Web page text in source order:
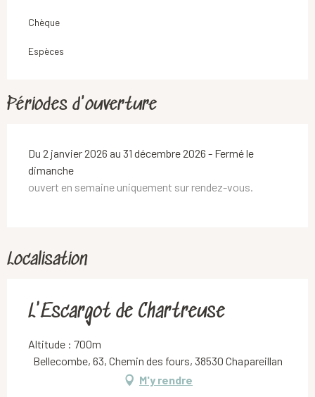
Chèque
Espèces
Périodes d'ouverture
Du 2 janvier 2026 au 31 décembre 2026 - Fermé le
dimanche
ouvert en semaine uniquement sur rendez-vous.
Localisation
L'Escargot de Chartreuse
Altitude : 700m
Bellecombe, 63, Chemin des fours, 38530 Chapareillan
M'y rendre